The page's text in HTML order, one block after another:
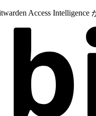
Access Intelligence